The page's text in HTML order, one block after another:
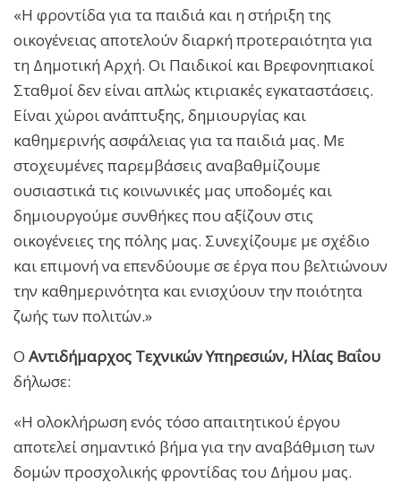
«Η φροντίδα για τα παιδιά και η στήριξη της
οικογένειας αποτελούν διαρκή προτεραιότητα για
τη Δημοτική Αρχή. Οι Παιδικοί και Βρεφονηπιακοί
Σταθμοί δεν είναι απλώς κτιριακές εγκαταστάσεις.
Είναι χώροι ανάπτυξης, δημιουργίας και
καθημερινής ασφάλειας για τα παιδιά μας. Με
στοχευμένες παρεμβάσεις αναβαθμίζουμε
ουσιαστικά τις κοινωνικές μας υποδομές και
δημιουργούμε συνθήκες που αξίζουν στις
οικογένειες της πόλης μας. Συνεχίζουμε με σχέδιο
και επιμονή να επενδύουμε σε έργα που βελτιώνουν
την καθημερινότητα και ενισχύουν την ποιότητα
ζωής των πολιτών.»
Ο Αντιδήμαρχος Τεχνικών Υπηρεσιών, Ηλίας Βαΐου
δήλωσε:
«Η ολοκλήρωση ενός τόσο απαιτητικού έργου
αποτελεί σημαντικό βήμα για την αναβάθμιση των
δομών προσχολικής φροντίδας του Δήμου μας.